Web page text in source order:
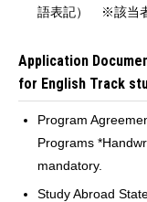
語表記） ※該当
Application
for English Track
Program
Programs
mandatory.
Study Abroad